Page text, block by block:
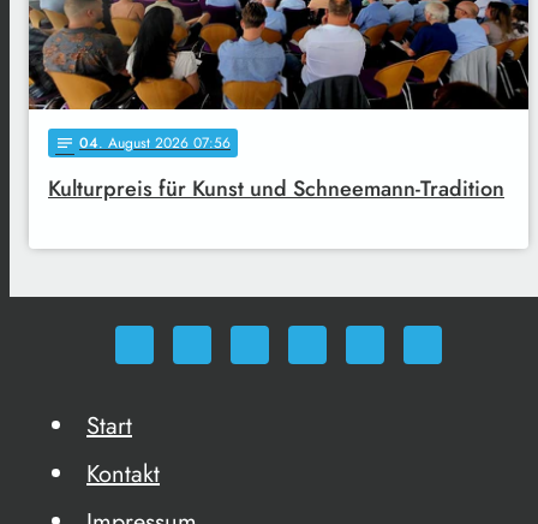
notes 04. August 2026 07:56
Kulturpreis für Kunst und Schneemann-Tradition
Start
Kontakt